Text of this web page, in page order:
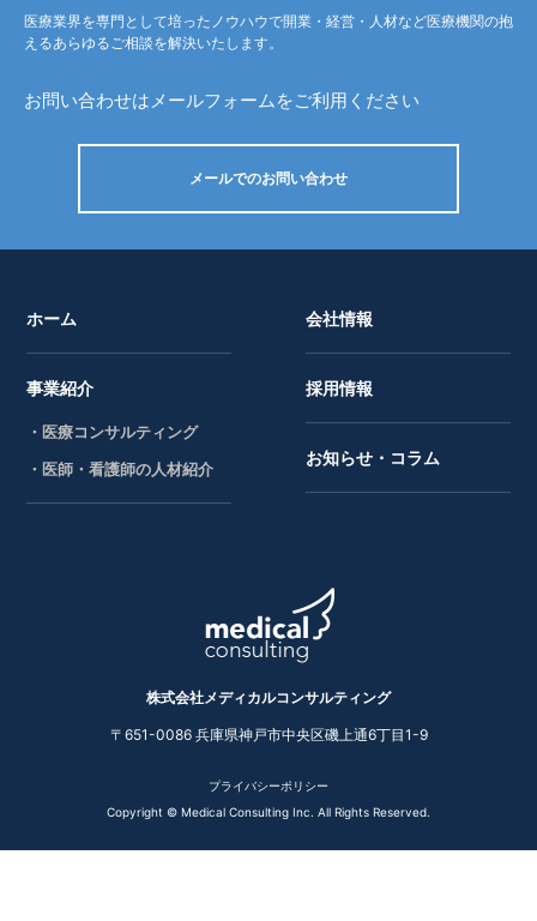
医療業界を専門として培ったノウハウで開業・経営・人材など医療機関の抱
えるあらゆるご相談を解決いたします。
お問い合わせはメールフォームをご利用ください
メールでのお問い合わせ
株式会社メディカルコンサルティング
〒651-0086 兵庫県神戸市中央区磯上通6丁目1-9
ホーム
事業紹介
・医療コンサルティング
・医師・看護師の人材紹介
会社情報
採用情報
お知らせ・コラム
プライバシーポリシー
Copyright © Medical Consulting Inc. All Rights Reserved.